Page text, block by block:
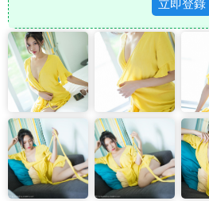
立即登錄